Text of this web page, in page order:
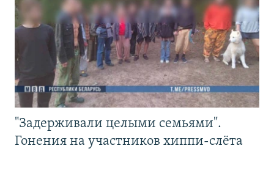
"Задерживали целыми семьями".
Гонения на участников хиппи-слёта